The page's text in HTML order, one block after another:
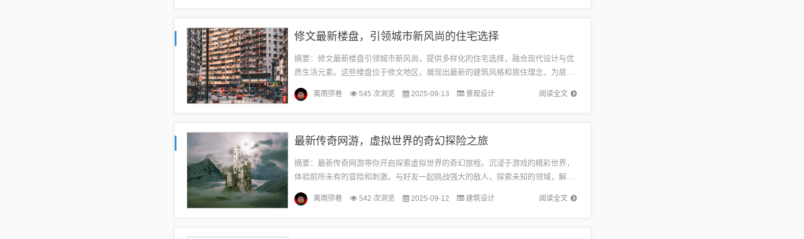
修文最新楼盘，引领城市新风尚的住宅选择
摘要：修文最新楼盘引领城市新风尚，提供多样化的住宅选择，融合现代设计与优
质生活元素。这些楼盘位于修文地区，展现出最新的建筑风格和居住理念，为居民
带来舒适、便捷、高品质的居住体验。这些楼盘的推出，不仅满足了现代人对美
好...
阅读全文
离雨弥巷 545 次浏览 2025-09-13 景观设计
最新传奇网游，虚拟世界的奇幻探险之旅
摘要：最新传奇网游带你开启探索虚拟世界的奇幻旅程。沉浸于游戏的精彩世界，
体验前所未有的冒险和刺激。与好友一起挑战强大的敌人，探索未知的领域，解锁
独特的技能和装备。感受虚拟世界的无限魅力，尽情享受游戏的乐趣和快感。这
是...
阅读全文
离雨弥巷 542 次浏览 2025-09-12 建筑设计